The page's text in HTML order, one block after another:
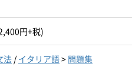
円+税)
法 / イタリア語> 問題集